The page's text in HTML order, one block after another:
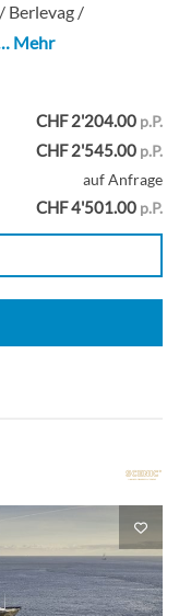
Berlevag /
Mehr
CHF 2'204.00 p.P.
CHF 2'545.00 p.P.
auf Anfrage
CHF 4'501.00 p.P.